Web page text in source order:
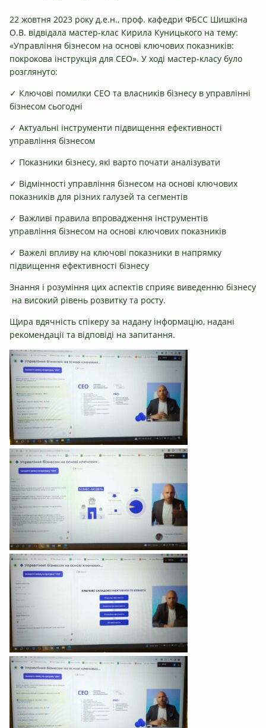
22 жовтня 2023 року д.е.н., проф. кафедри ФБСС Шишкіна
О.В. відвідала мастер-клас Кирила Куницького на тему:
«Управління бізнесом на основі ключових показників:
покрокова інструкція для CEO‌‎». У ході мастер-класу було
розглянуто:
✓ Ключові помилки СЕО та власників бізнесу в управлінні
бізнесом сьогодні
✓ Актуальні інструменти підвищення ефективності
управління бізнесом
✓ Показники бізнесу, які варто почати аналізувати
✓ Відмінності управління бізнесом на основі ключових
показників для різних галузей та сегментів
✓ Важливі правила впровадження інструментів
управління бізнесом на основі ключових показників
✓ Важелі впливу на ключові показники в напрямку
підвищення ефективності бізнесу
Знання і розуміння цих аспектів сприяє виведенню бізнесу
на високий рівень розвитку та росту.
Щира вдячність спікеру за надану інформацію, надані
рекомендації та відповіді на запитання.